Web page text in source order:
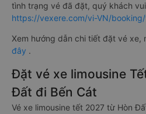
tình trạng vé đã đặt, quý khách
https://vexere.com/vi-VN/
Xem hướng dẫn chi tiết đặt vé xe,
đây .
Đặt vé xe limousine
Đất đi Bến Cát
Vé xe limousine tết 2027 từ Hòn